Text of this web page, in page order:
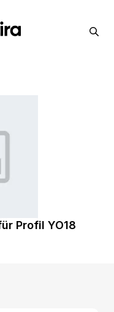
Profil YO18